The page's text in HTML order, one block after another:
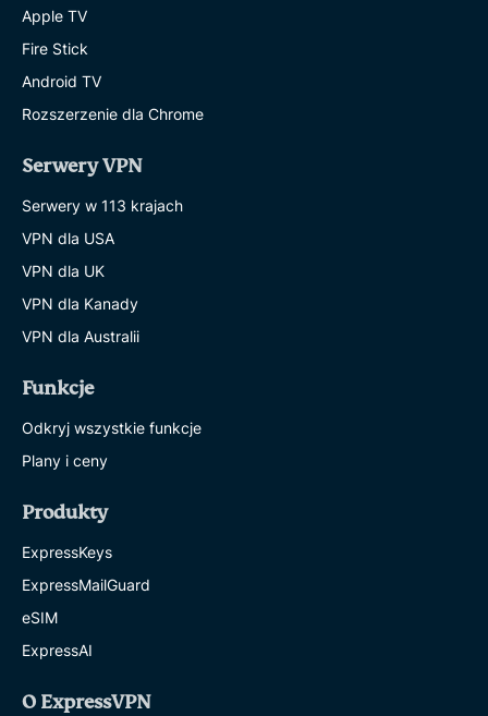
Apple TV
Fire Stick
Android TV
Rozszerzenie dla Chrome
Serwery VPN
Serwery w 113 krajach
VPN dla USA
VPN dla UK
VPN dla Kanady
VPN dla Australii
Funkcje
Odkryj wszystkie funkcje
Plany i ceny
Produkty
ExpressKeys
ExpressMailGuard
eSIM
ExpressAI
O ExpressVPN